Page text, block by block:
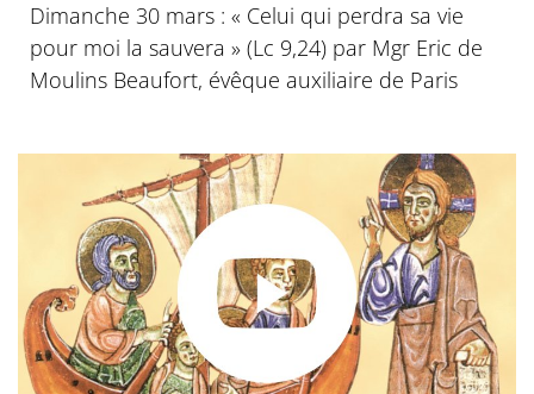
Dimanche 30 mars : « Celui qui perdra sa vie
pour moi la sauvera » (Lc 9,24) par Mgr Eric de
Moulins Beaufort, évêque auxiliaire de Paris